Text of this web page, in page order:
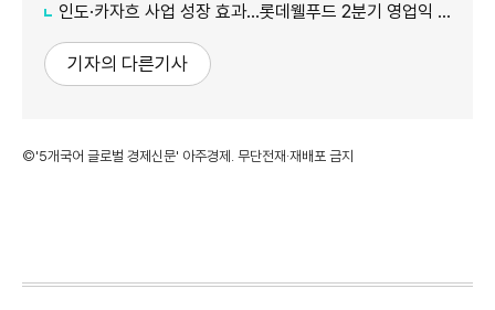
인도·카자흐 사업 성장 효과…롯데웰푸드 2분기 영업익 89%↑
기자의 다른기사
©'5개국어 글로벌 경제신문' 아주경제. 무단전재·재배포 금지